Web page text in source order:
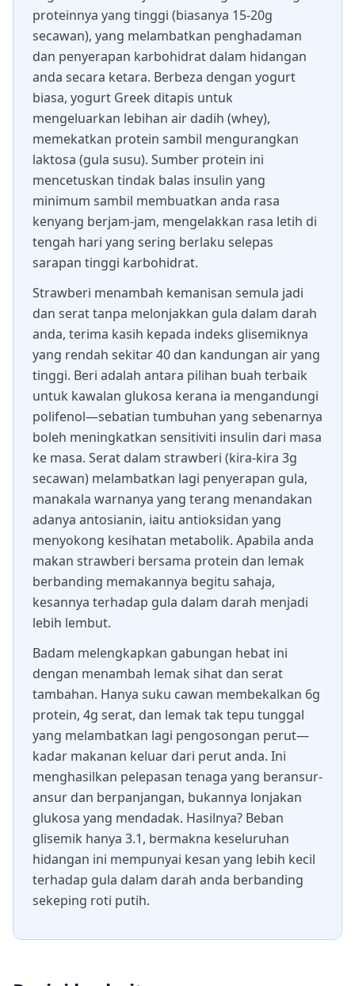
proteinnya yang tinggi (biasanya 15-20g
secawan), yang melambatkan penghadaman
dan penyerapan karbohidrat dalam hidangan
anda secara ketara. Berbeza dengan yogurt
biasa, yogurt Greek ditapis untuk
mengeluarkan lebihan air dadih (whey),
memekatkan protein sambil mengurangkan
laktosa (gula susu). Sumber protein ini
mencetuskan tindak balas insulin yang
minimum sambil membuatkan anda rasa
kenyang berjam-jam, mengelakkan rasa letih di
tengah hari yang sering berlaku selepas
sarapan tinggi karbohidrat.
Strawberi menambah kemanisan semula jadi
dan serat tanpa melonjakkan gula dalam darah
anda, terima kasih kepada indeks glisemiknya
yang rendah sekitar 40 dan kandungan air yang
tinggi. Beri adalah antara pilihan buah terbaik
untuk kawalan glukosa kerana ia mengandungi
polifenol—sebatian tumbuhan yang sebenarnya
boleh meningkatkan sensitiviti insulin dari masa
ke masa. Serat dalam strawberi (kira-kira 3g
secawan) melambatkan lagi penyerapan gula,
manakala warnanya yang terang menandakan
adanya antosianin, iaitu antioksidan yang
menyokong kesihatan metabolik. Apabila anda
makan strawberi bersama protein dan lemak
berbanding memakannya begitu sahaja,
kesannya terhadap gula dalam darah menjadi
lebih lembut.
Badam melengkapkan gabungan hebat ini
dengan menambah lemak sihat dan serat
tambahan. Hanya suku cawan membekalkan 6g
protein, 4g serat, dan lemak tak tepu tunggal
yang melambatkan lagi pengosongan perut—
kadar makanan keluar dari perut anda. Ini
menghasilkan pelepasan tenaga yang beransur-
ansur dan berpanjangan, bukannya lonjakan
glukosa yang mendadak. Hasilnya? Beban
glisemik hanya 3.1, bermakna keseluruhan
hidangan ini mempunyai kesan yang lebih kecil
terhadap gula dalam darah anda berbanding
sekeping roti putih.